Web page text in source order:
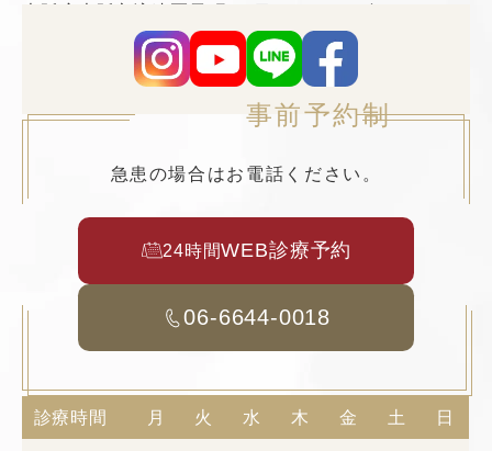
事前予約制
急患の場合はお電話ください。
24時間WEB診療予約
06-6644-0018
診療時間 月 火 水 木 金 土 日